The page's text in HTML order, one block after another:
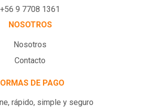
+56 9 7708 1361
NOSOTROS
Nosotros
Contacto
DE PAGO
rápido, simple y seguro